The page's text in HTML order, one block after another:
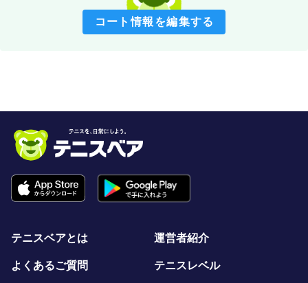
コート情報を編集する
テニスベアとは 運営者紹介
よくあるご質問 テニスレベル